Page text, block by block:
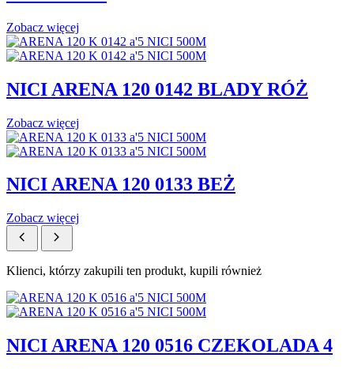
Zobacz więcej
NICI ARENA 120 0142 BLADY RÓŻ
Zobacz więcej
NICI ARENA 120 0133 BEŻ
Zobacz więcej
Klienci, którzy zakupili ten produkt, kupili również
NICI ARENA 120 0516 CZEKOLADA 4